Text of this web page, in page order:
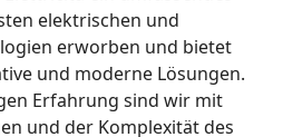
elektrischen und
erworben und bietet
und moderne Lösungen.
Erfahrung sind wir mit
und der Komplexität des